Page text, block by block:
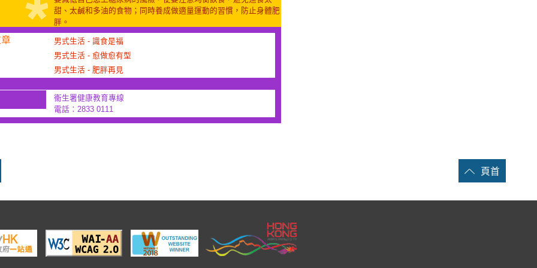
甜、太鹹和多油的食物；同時養成做適量運動的習慣，防止身體肥
胖。
男式生活 - 識食是福
男式生活 - 愈做愈有型
男式生活 - 肥胖再見
衞生署健康教育專線
電話：2833 0111
頁首